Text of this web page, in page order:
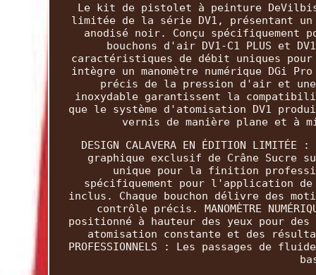
Le kit de pistolet à peinture
limitée de la série DV1, présentant un
anodisé noir. Conçu
bouchons d'air DV1-C1 PLUS et
caractéristiques de débit uniques
intègre un manomètre numérique DGi
précis de la pression d'air et une
inoxydable garantissent la
que le système d'atomisation DV1
vernis de manière plane et à
DESIGN CALAVERA EN ÉDITION
graphique exclusif de Crâne Sucre
unique pour la finition
spécifiquement pour l'application de
inclus. Chaque bouchon délivre des
contrôle précis. MANOMÈTRE
positionné à hauteur des yeux pour
atomisation constante et des résultats
PROFESSIONNELS : Les passages de